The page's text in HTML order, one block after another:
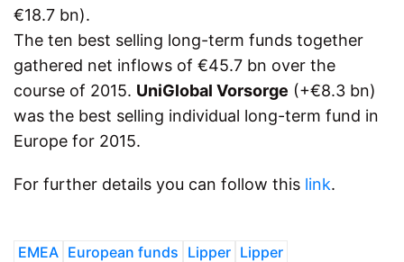
€18.7 bn).
The ten best selling long-term funds together
gathered net inflows of €45.7 bn over the
course of 2015. UniGlobal Vorsorge (+€8.3 bn)
was the best selling individual long-term fund in
Europe for 2015.
For further details you can follow this link.
EMEA European funds Lipper Lipper